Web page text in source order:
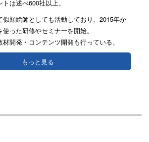
は述べ600社以上。
似顔絵師としても活動しており、2015年か
った研修やセミナーを開始。
開発・コンテンツ開発も行っている。
もっと見る